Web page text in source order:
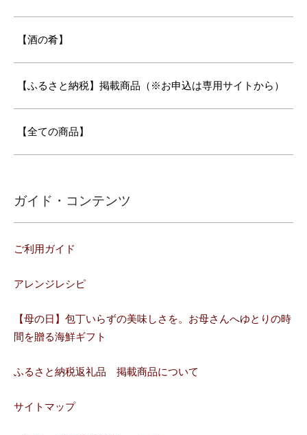
【酒の肴】
【ふるさと納税】掲載商品（※お申込は専用サイトから）
【全ての商品】
ガイド・コンテンツ
ご利用ガイド
アレンジレシピ
【母の日】包丁いらずの美味しさを。お母さんへゆとりの時
間を贈る海鮮ギフト
ふるさと納税返礼品 掲載商品について
サイトマップ